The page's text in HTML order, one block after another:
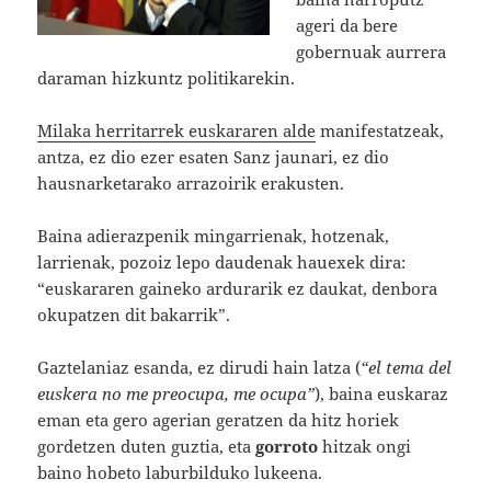
ageri da bere
gobernuak aurrera
daraman hizkuntz politikarekin.
Milaka herritarrek euskararen alde manifestatzeak,
antza, ez dio ezer esaten Sanz jaunari, ez dio
hausnarketarako arrazoirik erakusten.
Baina adierazpenik mingarrienak, hotzenak,
larrienak, pozoiz lepo daudenak hauexek dira:
“euskararen gaineko ardurarik ez daukat, denbora
okupatzen dit bakarrik”.
Gaztelaniaz esanda, ez dirudi hain latza (“el tema del
euskera no me preocupa, me ocupa”), baina euskaraz
eman eta gero agerian geratzen da hitz horiek
gordetzen duten guztia, etagorroto hitzak ongi
baino hobeto laburbilduko lukeena.